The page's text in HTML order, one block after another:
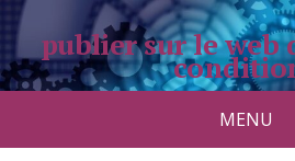
publier sur le web
MENU